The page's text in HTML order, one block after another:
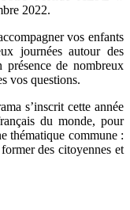
2022.
vos enfants
journées autour des
de nombreux
vos questions.
s’inscrit cette année
du monde, pour
thématique commune :
des citoyennes et